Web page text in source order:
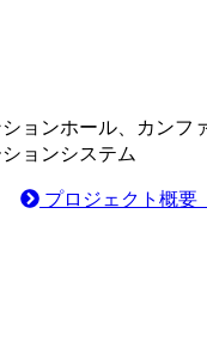
ョンホール、カン
ョンシステム
プロジェクト概要